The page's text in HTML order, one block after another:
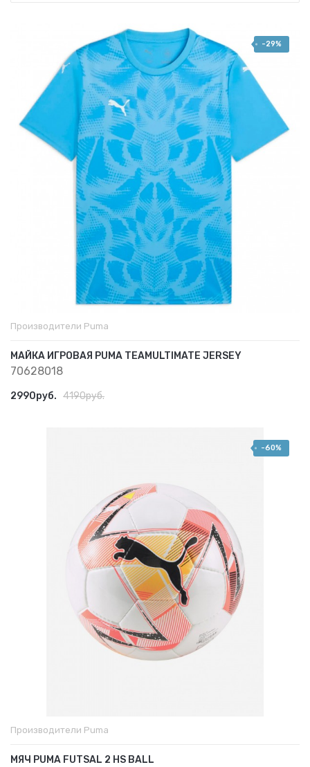
-29%
Производители Puma
МАЙКА ИГРОВАЯ PUMA TEAMULTIMATE JERSEY
70628018
2990руб. 4190руб.
-60%
Производители Puma
МЯЧ PUMA FUTSAL 2 HS BALL